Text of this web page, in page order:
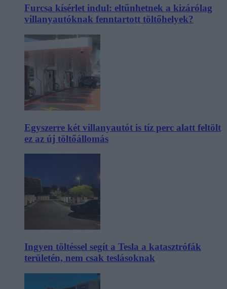
Furcsa kísérlet indul: eltűnhetnek a kizárólag
villanyautóknak fenntartott töltőhelyek?
Egyszerre két villanyautót is tíz perc alatt feltölt
ez az új töltőállomás
Ingyen töltéssel segít a Tesla a katasztrófák
területén, nem csak teslásoknak